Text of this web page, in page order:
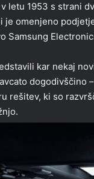
letu 1953 s strani
je omenjeno
Samsung
kar nekaj
dogodivščino
rešitev, ki so